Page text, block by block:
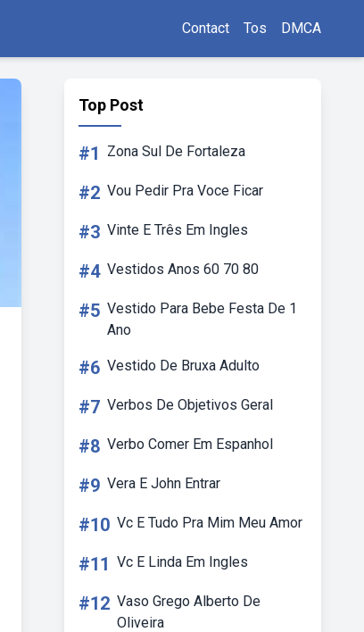
Contact Tos DMCA
Top Post
#1 Zona Sul De Fortaleza
#2 Vou Pedir Pra Voce Ficar
#3 Vinte E Três Em Ingles
#4 Vestidos Anos 60 70 80
#5 Vestido Para Bebe Festa De 1
Ano
#6 Vestido De Bruxa Adulto
#7 Verbos De Objetivos Geral
#8 Verbo Comer Em Espanhol
#9 Vera E John Entrar
#10 Vc E Tudo Pra Mim Meu Amor
#11 Vc E Linda Em Ingles
#12 Vaso Grego Alberto De
Oliveira